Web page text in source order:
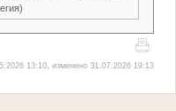
13:10, изменено 31.07.2026 19:13